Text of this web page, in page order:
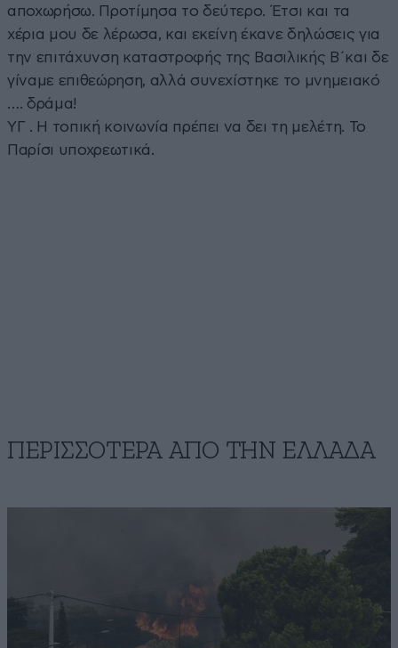
αποχωρήσω. Προτίμησα το δεύτερο. Έτσι και τα
χέρια μου δε λέρωσα, και εκείνη έκανε δηλώσεις για
την επιτάχυνση καταστροφής της Βασιλικής Β΄και δε
γίναμε επιθεώρηση, αλλά συνεχίστηκε το μνημειακό
…. δράμα!
ΥΓ . Η τοπική κοινωνία πρέπει να δει τη μελέτη. Το
Παρίσι υποχρεωτικά.
ΠΕΡΙΣΣΟΤΕΡΑ ΑΠΟ ΤΗΝ ΕΛΛΑΔΑ